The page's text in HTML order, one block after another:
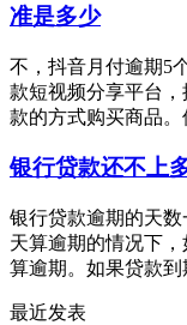
准是多少
不，抖音月付逾期5
款短视频分享平台
款的方式购买商品。
银行贷款还不上
银行贷款逾期的天
天算逾期的情况下
算逾期。如果贷款到
最近发表